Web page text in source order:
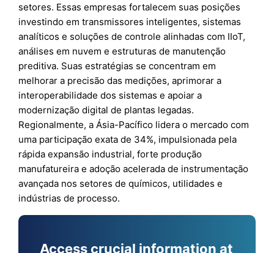
setores. Essas empresas fortalecem suas posições
investindo em transmissores inteligentes, sistemas
analíticos e soluções de controle alinhadas com IIoT,
análises em nuvem e estruturas de manutenção
preditiva. Suas estratégias se concentram em
melhorar a precisão das medições, aprimorar a
interoperabilidade dos sistemas e apoiar a
modernização digital de plantas legadas.
Regionalmente, a Ásia-Pacífico lidera o mercado com
uma participação exata de 34%, impulsionada pela
rápida expansão industrial, forte produção
manufatureira e adoção acelerada de instrumentação
avançada nos setores de químicos, utilidades e
indústrias de processo.
Access crucial information at